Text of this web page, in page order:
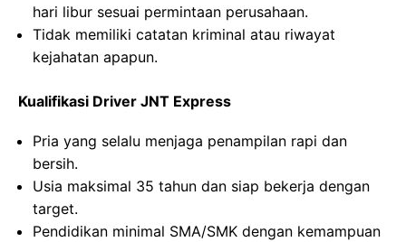
hari libur sesuai permintaan perusahaan.
Tidak memiliki catatan kriminal atau riwayat
kejahatan apapun.
Kualifikasi Driver JNT Express
Pria yang selalu menjaga penampilan rapi dan
bersih.
Usia maksimal 35 tahun dan siap bekerja dengan
target.
Pendidikan minimal SMA/SMK dengan kemampuan